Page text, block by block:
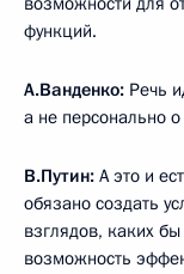
функций.
А.Ванденко: Речь
а не персонально
В.Путин: А это и
обязано создать
взглядов, каких
возможность